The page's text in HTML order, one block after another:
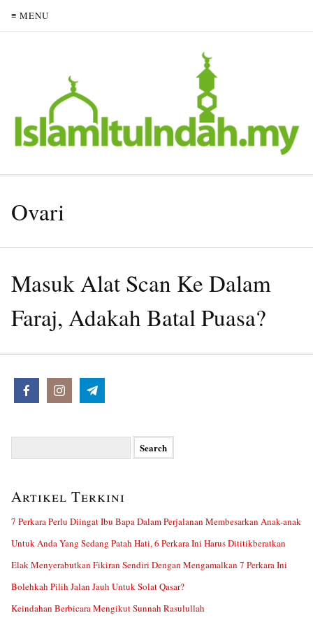
≡ MENU
Ovari
Masuk Alat Scan Ke Dalam
Faraj, Adakah Batal Puasa?
Artikel Terkini
7 Perkara Perlu Diingat Ibu Bapa Dalam Perjalanan Membesarkan Anak-anak
Untuk Anda Yang Sedang Patah Hati, 6 Perkara Ini Harus Dititikberatkan
Elak Menyerabutkan Fikiran Sendiri Dengan Mengamalkan 7 Perkara Ini
Bolehkah Pilih Jalan Jauh Untuk Solat Qasar?
Keindahan Berbicara Mengikut Sunnah Rasulullah